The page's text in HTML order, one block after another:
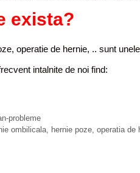
exista?
operatie de hernie, .. sunt
intalnite de noi find:
probleme
ombilicala, hernie poze, operatia de